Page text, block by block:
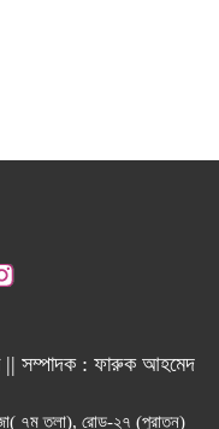
|| সম্পাদক : ফারুক আহমেদ
৭ম তলা), রোড-২৭ (পুরাতন)